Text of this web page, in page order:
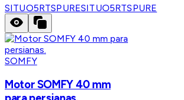
SITUO5RTSPURESITUO5RTSPURE
SOMFY
Motor SOMFY 40 mm